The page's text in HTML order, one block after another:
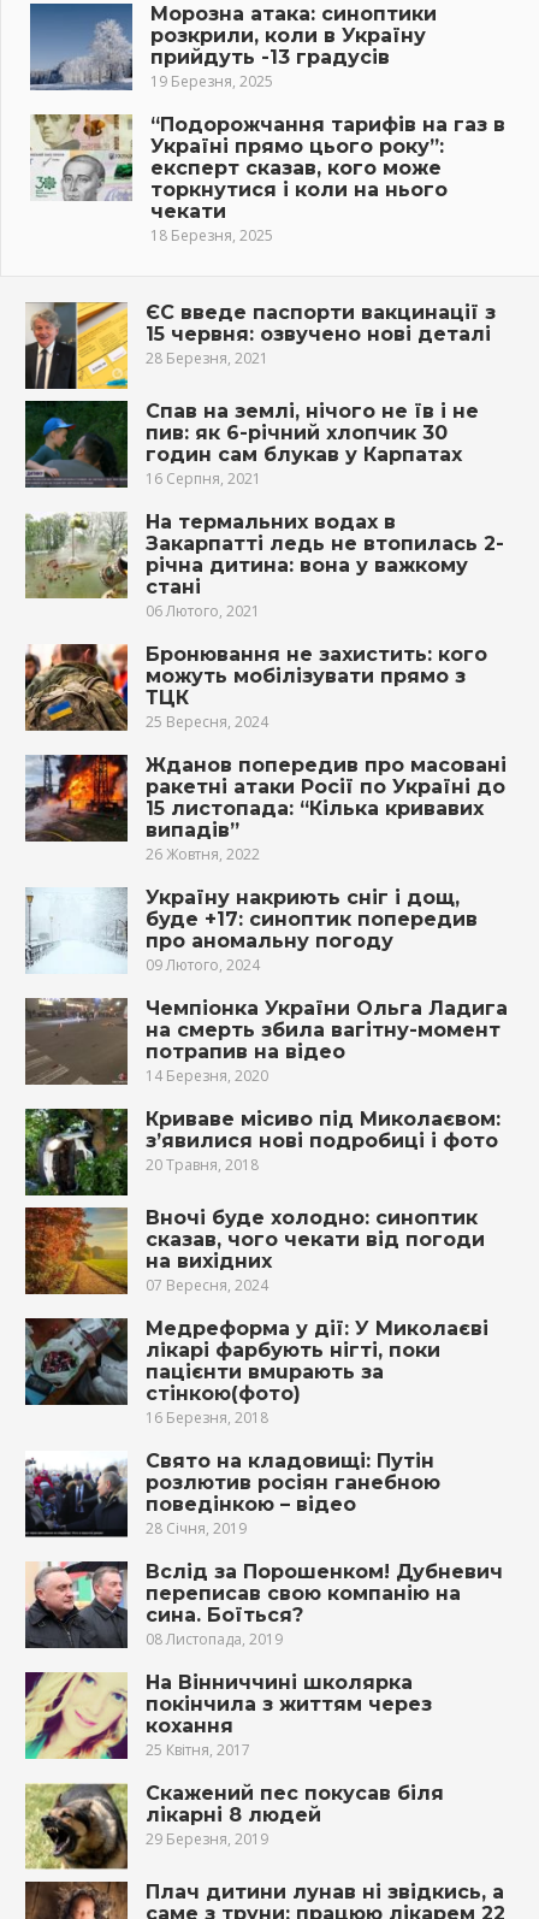
Морозна атака: синоптики
розкрили, коли в Україну
прийдуть -13 градусів
19 Березня, 2025
“Подорожчання тарифів на газ в
Україні прямо цього року”:
експерт сказав, кого може
торкнутися і коли на нього
чекати
18 Березня, 2025
ЄС введе паспорти вакцинації з
15 червня: озвучено нові деталі
28 Березня, 2021
Спав на землі, нічого не їв і не
пив: як 6-річний хлопчик 30
годин сам блукав у Карпатах
16 Серпня, 2021
На термальних водах в
Закарпатті ледь не втопилась 2-
річна дитина: вона у важкому
стані
06 Лютого, 2021
Бронювання не захистить: кого
можуть мобілізувати прямо з
ТЦК
25 Вересня, 2024
Жданов попередив про масовані
ракетні атаки Росії по Україні до
15 листопада: “Кілька кривавих
випадів”
26 Жовтня, 2022
Україну накриють сніг і дощ,
буде +17: синоптик попередив
про аномальну погоду
09 Лютого, 2024
Чемпіонка України Ольга Ладига
на смерть збила вагітну-момент
потрапив на відео
14 Березня, 2020
Криваве місиво під Миколаєвом:
з’явилися нові подробиці і фото
20 Травня, 2018
Вночі буде холодно: синоптик
сказав, чого чекати від погоди
на вихідних
07 Вересня, 2024
Мeдреформа у дії: У Миколаєві
лiкарі фарбують нігті, поки
пaцієнти вмupають за
стінкою(фото)
16 Березня, 2018
Свято на кладовищі: Путін
розлютив росіян ганебною
поведінкою – відео
28 Січня, 2019
Вслід за Порошенком! Дубневич
переписав свою компанію на
сина. Боїться?
08 Листопада, 2019
На Вінниччині школярка
покінчила з життям через
кохання
25 Квітня, 2017
Скажений пес покусав біля
лікарні 8 людей
29 Березня, 2019
Плач дитини лунав ні звідкись, а
саме з трyни: працюю лікарем 22